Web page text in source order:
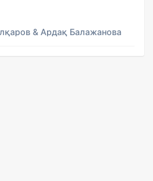
& Ардақ Балажанова